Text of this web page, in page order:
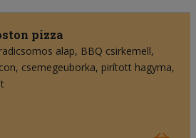
pizza
alap BBQ csirkemell
csemegeuborka pirított hagyma